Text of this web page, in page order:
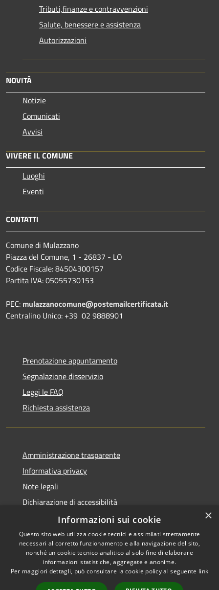
Tributi,finanze e contravvenzioni
Salute, benessere e assistenza
Autorizzazioni
NOVITÀ
Notizie
Comunicati
Avvisi
VIVERE IL COMUNE
Luoghi
Eventi
CONTATTI
Comune di Mulazzano
Piazza del Comune, 1 - 26837 - LO
Codice Fiscale: 84504300157
Partita IVA: 05055730153
PEC: mulazzanocomune@postemailcertificata.it
Centralino Unico: +39 02 9888901
Prenotazione appuntamento
Segnalazione disservizio
Leggi le FAQ
Richiesta assistenza
Amministrazione trasparente
Informativa privacy
Note legali
Dichiarazione di accessibilità
Obiettivi di accessibilità
RSS
Accessibilità
Copyright © 2026 • Comune di
×
Informazioni sui cookie
Questo sito web utilizza cookie tecnici e assimilati strettamente
necessari al corretto funzionamento e alla navigazione del sito,
nonché un cookie tecnico analitico al solo fine di elaborare
informazioni statistiche, aggregate e anonime.
Per maggiori dettagli, può consultare la cookie policy al seguente link